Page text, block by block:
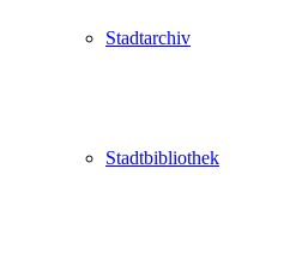
Stadtarchiv
Stadtbibliothek